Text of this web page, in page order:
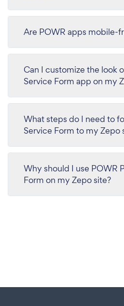
Are POWR apps mobile-
Can I customize the look
Service Form app on my
What steps do I need to
Service Form to my Zepo
Why should I use POWR
Form on my Zepo site?